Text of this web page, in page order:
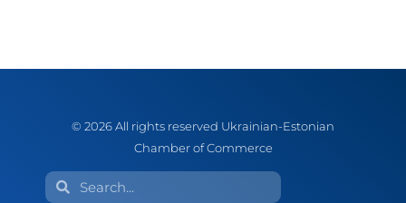
© 2026 All rights reserved Ukrainian-Estonian
Chamber of Commerce